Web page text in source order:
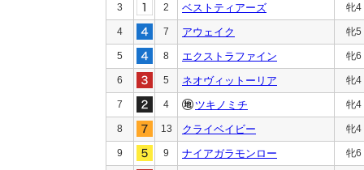
3 2 ベストティアーズ 牝4
4 7 アウェイク 牝5
5 8 エクストラファイン 牝6
6 5 ネオヴィットーリア 牝4
7 4 ツキノミチ 牝4
8 13 クライベイビー 牝4
9 9 ナイアガラモンロー 牝6